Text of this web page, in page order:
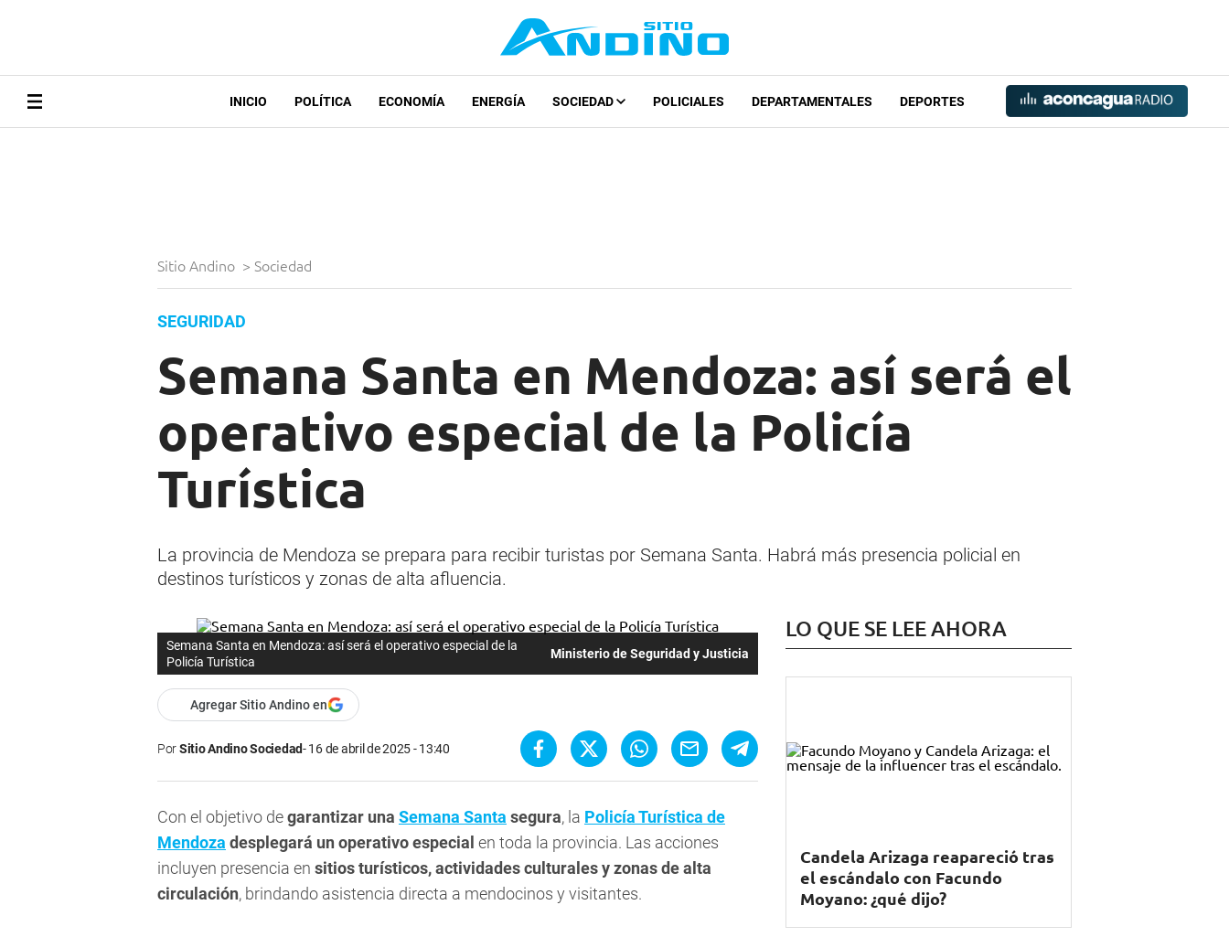
INICIO POLÍTICA ECONOMÍA ENERGÍA SOCIEDAD POLICIALES DEPARTAMENTALES DEPORTES
Sitio Andino > Sociedad
SEGURIDAD
Semana Santa en Mendoza: así será el
operativo especial de la Policía
Turística
La provincia de Mendoza se prepara para recibir turistas por Semana Santa. Habrá más presencia policial en
destinos turísticos y zonas de alta afluencia.
Semana Santa en Mendoza: así será el operativo especial de la
Policía Turística
Ministerio de Seguridad y Justicia
Agregar Sitio Andino en
PorSitio Andino Sociedad 16 de abril de 2025 - 13:40
Con el objetivo degarantizar una Semana Santa segura, la Policía Turística de
Mendoza desplegará un operativo especial en toda la provincia. Las acciones
incluyen presencia en sitios turísticos, actividades culturales y zonas de alta
circulación, brindando asistencia directa a mendocinos y visitantes.
LO QUE SE LEE AHORA
Candela Arizaga reapareció tras
el escándalo con Facundo
Moyano: ¿qué dijo?